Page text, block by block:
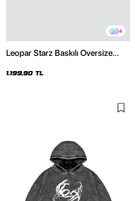
4
Leopar Starz Baskılı Oversize
1.199,90 TL